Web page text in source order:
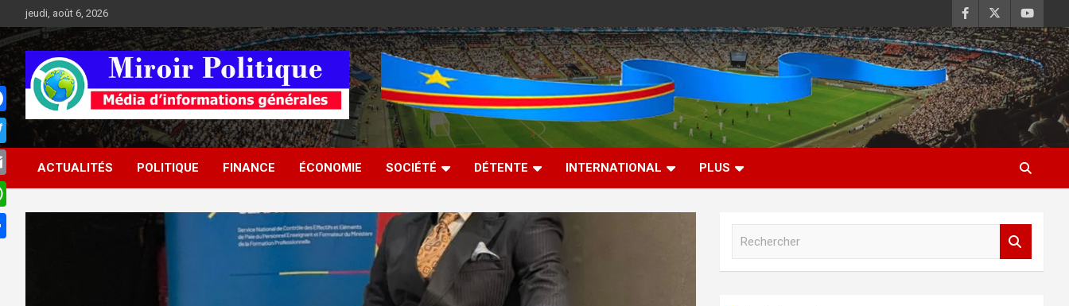
au
contenu
jeudi, août 6, 2026
Médias d'informations
socio-politiques
Médias d'informations socio-politiques
ACTUALITÉS POLITIQUE FINANCE ÉCONOMIE SOCIÉTÉ DÉTENTE INTERNATIONAL PLUS